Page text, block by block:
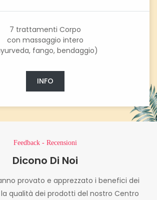
7 trattamenti Corpo
con massaggio intero
fango, bendaggio)
INFO
Feedback - Recensioni
Dicono Di Noi
provato e apprezzato i benefici dei
qualità dei prodotti del nostro Centro